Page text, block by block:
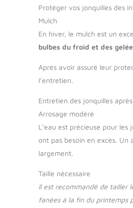
Protéger vos jonquilles des
Mulch
En hiver, le mulch est un
bulbes du froid et des
Après avoir assuré leur
l’entretien.
Entretien des jonquilles
Arrosage modéré
L’eau est précieuse pour les
ont pas besoin en excès. Un
largement.
Taille nécessaire
Il est recommandé de tailler
fanées à la fin du printemps